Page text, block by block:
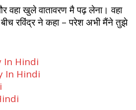
वहा खुले वातावरण मै पढ़ लेना। वहा
रविंद्र ने कहा – परेश अभी मैंने तुझे
In Hindi
In Hindi